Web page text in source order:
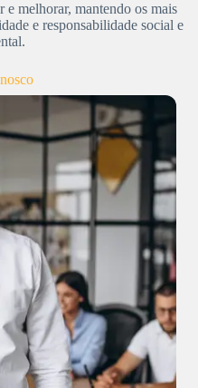
e melhorar, mantendo os mais
e responsabilidade social e